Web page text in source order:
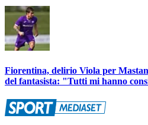
Fiorentina, delirio Viola per
del fantasista: "Tutti mi hanno